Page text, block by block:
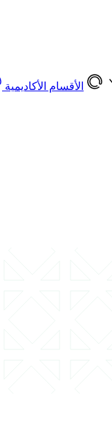
الأقسام الأكاديمية